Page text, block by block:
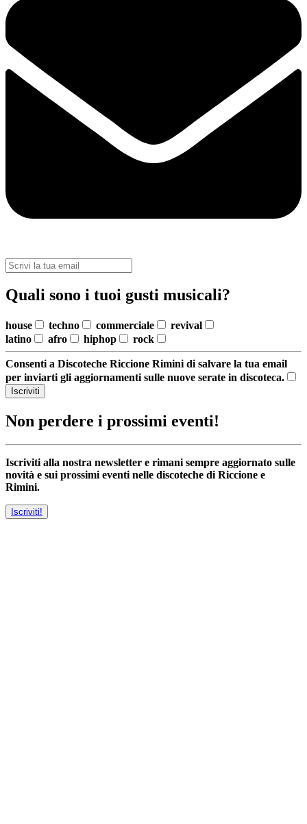
Quali sono i tuoi gusti musicali?
house techno commerciale
revival
latino
afro hiphop rock
Consenti a Discoteche Riccione Rimini di salvare la tua email
per inviarti gli aggiornamenti sulle nuove serate in discoteca.
Iscriviti
Non perdere i prossimi eventi!
Iscriviti alla nostra newsletter e rimani sempre aggiornato sulle
novità e sui prossimi eventi nelle discoteche di Riccione e
Rimini.
Iscriviti!